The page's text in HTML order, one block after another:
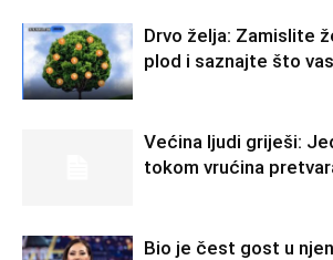
Drvo želja: Zamislite
plod i saznajte što
Većina ljudi griješi:
tokom vrućina
Bio je čest gost u